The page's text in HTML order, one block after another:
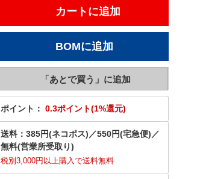
ポイント： 0.3ポイント(1%還元)
送料： 385円(ネコポス) ／550円(宅急便) ／
無料(営業所受取り)
税別3,000円以上購入で送料無料